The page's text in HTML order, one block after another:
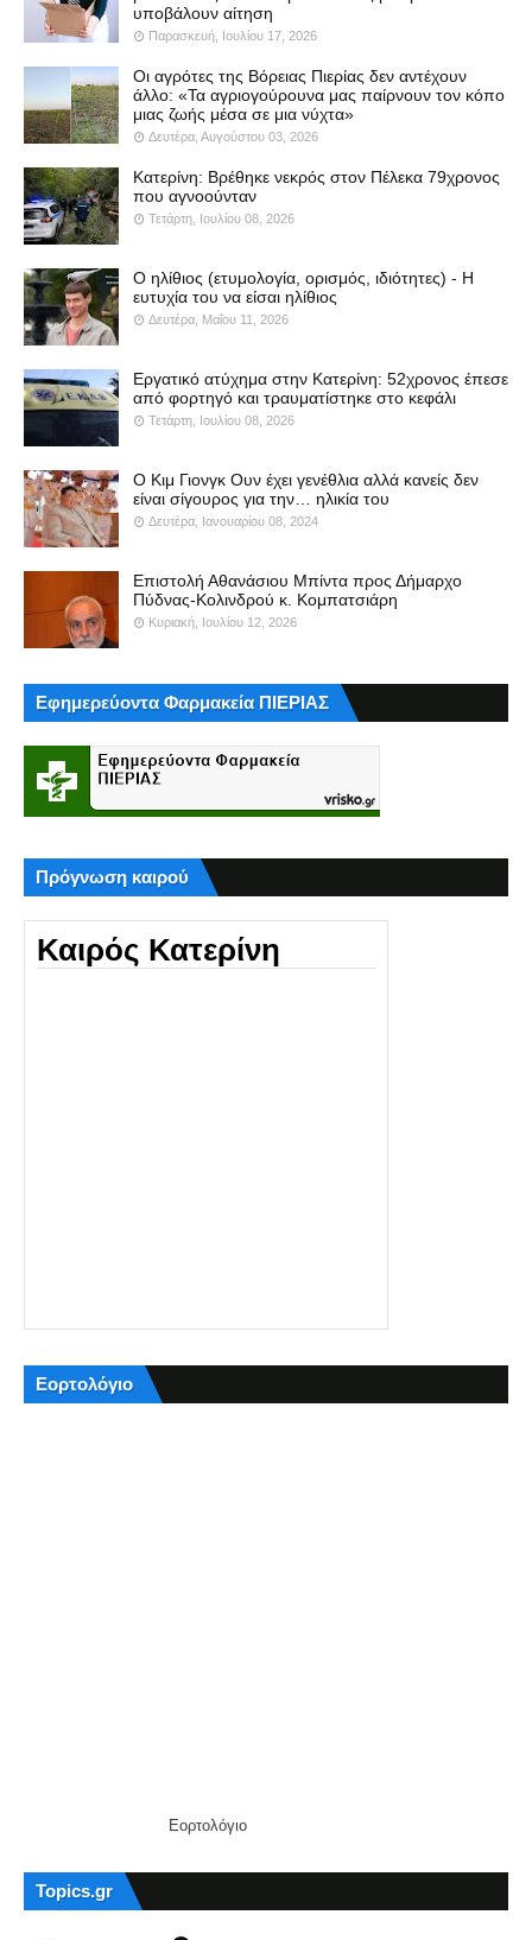
υποβάλουν αίτηση
Παρασκευή, Ιουλίου 17, 2026
Οι αγρότες της Βόρειας Πιερίας δεν αντέχουν
άλλο: «Τα αγριογούρουνα μας παίρνουν τον κόπο
μιας ζωής μέσα σε μια νύχτα»
Δευτέρα, Αυγούστου 03, 2026
Κατερίνη: Βρέθηκε νεκρός στον Πέλεκα 79χρονος
που αγνοούνταν
Τετάρτη, Ιουλίου 08, 2026
Ο ηλίθιος (ετυμολογία, ορισμός, ιδιότητες) - Η
ευτυχία του να είσαι ηλίθιος
Δευτέρα, Μαΐου 11, 2026
Εργατικό ατύχημα στην Κατερίνη: 52χρονος έπεσε
από φορτηγό και τραυματίστηκε στο κεφάλι
Τετάρτη, Ιουλίου 08, 2026
Ο Κιμ Γιονγκ Ουν έχει γενέθλια αλλά κανείς δεν
είναι σίγουρος για την… ηλικία του
Δευτέρα, Ιανουαρίου 08, 2024
Επιστολή Αθανάσιου Μπίντα προς Δήμαρχο
Πύδνας-Κολινδρού κ. Κομπατσιάρη
Κυριακή, Ιουλίου 12, 2026
Εφημερεύοντα Φαρμακεία ΠΙΕΡΙΑΣ
Πρόγνωση καιρού
Καιρός Κατερίνη
Εορτολόγιο
Εορτολόγιο
Topics.gr